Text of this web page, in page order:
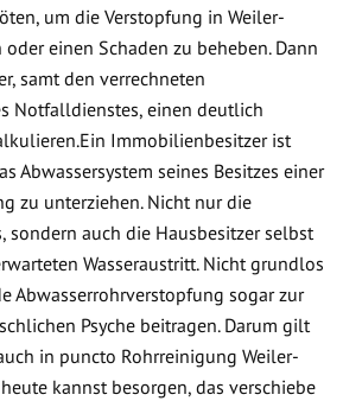
um die Verstopfung in Weiler-
einen Schaden zu beheben. Dann
samt den verrechneten
Notfalldienstes, einen deutlich
Immobilienbesitzer ist
Abwassersystem seines Besitzes einer
zu unterziehen. Nicht nur die
sondern auch die Hausbesitzer selbst
Wasseraustritt. Nicht grundlos
Abwasserrohrverstopfung sogar zur
Psyche beitragen. Darum gilt
in puncto Rohrreinigung Weiler-
kannst besorgen, das verschiebe